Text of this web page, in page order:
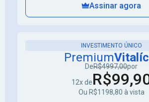
Assinar agora
INVESTIMENTO ÚNICO
Premium
DeR$4997,00por
12x de
Ou R$1198,80 à vista